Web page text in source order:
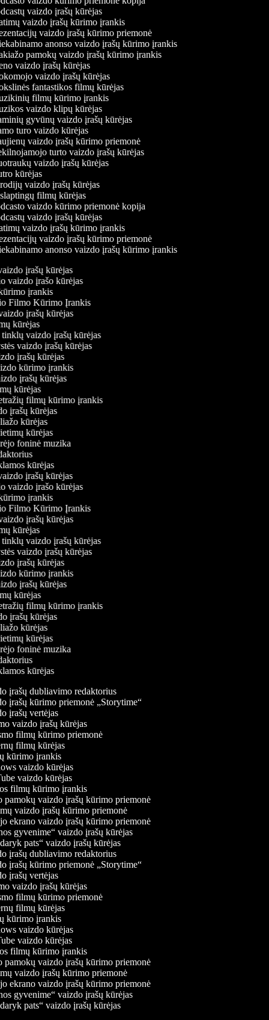
vaizdo įrašų kūrėjas
vaizdo įrašų kūrimo įrankis
vaizdo įrašų kūrimo priemonė
anonso vaizdo įrašų kūrimo įrankis
pamokų vaizdo įrašų kūrimo įrankis
vaizdo įrašų kūrėjas
vaizdo įrašų kūrėjas
fantastikos filmų kūrėjas
filmų kūrimo įrankis
vaizdo klipų kūrėjas
gyvūnų vaizdo įrašų kūrėjas
turo vaizdo kūrėjas
vaizdo įrašų kūrimo priemonė
turto vaizdo įrašų kūrėjas
vaizdo įrašų kūrėjas
kūrėjas
vaizdo įrašų kūrėjas
filmų kūrėjas
vaizdo kūrimo priemonė kopija
vaizdo įrašų kūrėjas
vaizdo įrašų kūrimo įrankis
vaizdo įrašų kūrimo priemonė
anonso vaizdo įrašų kūrimo įrankis
įrašų kūrėjas
vaizdo įrašo kūrėjas
įrankis
Filmo Kūrimo Įrankis
įrašų kūrėjas
kūrėjas
tinklų vaizdo įrašų kūrėjas
vaizdo įrašų kūrėjas
įrašų kūrėjas
kūrimo įrankis
įrašų kūrėjas
kūrėjas
filmų kūrimo įrankis
įrašų kūrėjas
kūrėjas
kūrėjas
foninė muzika
kūrėjas
įrašų kūrėjas
vaizdo įrašo kūrėjas
įrankis
Filmo Kūrimo Įrankis
įrašų kūrėjas
kūrėjas
tinklų vaizdo įrašų kūrėjas
vaizdo įrašų kūrėjas
įrašų kūrėjas
kūrimo įrankis
įrašų kūrėjas
kūrėjas
filmų kūrimo įrankis
įrašų kūrėjas
kūrėjas
kūrėjas
foninė muzika
kūrėjas
įrašų dubliavimo redaktorius
įrašų kūrimo priemonė „Storytime“
įrašų vertėjas
vaizdo įrašų kūrėjas
filmų kūrimo priemonė
filmų kūrėjas
kūrimo įrankis
vaizdo kūrėjas
vaizdo kūrėjas
filmų kūrimo įrankis
vaizdo įrašų kūrimo priemonė
vaizdo įrašų kūrimo priemonė
ekrano vaizdo įrašų kūrimo priemonė
gyvenime“ vaizdo įrašų kūrėjas
pats“ vaizdo įrašų kūrėjas
įrašų dubliavimo redaktorius
įrašų kūrimo priemonė „Storytime“
įrašų vertėjas
vaizdo įrašų kūrėjas
filmų kūrimo priemonė
filmų kūrėjas
kūrimo įrankis
vaizdo kūrėjas
vaizdo kūrėjas
filmų kūrimo įrankis
vaizdo įrašų kūrimo priemonė
vaizdo įrašų kūrimo priemonė
ekrano vaizdo įrašų kūrimo priemonė
gyvenime“ vaizdo įrašų kūrėjas
pats“ vaizdo įrašų kūrėjas